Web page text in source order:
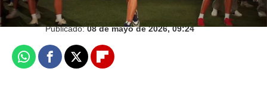
Publicado:08 de mayo de 2026, 09:24
WhatsappFacebook
X Flipboard